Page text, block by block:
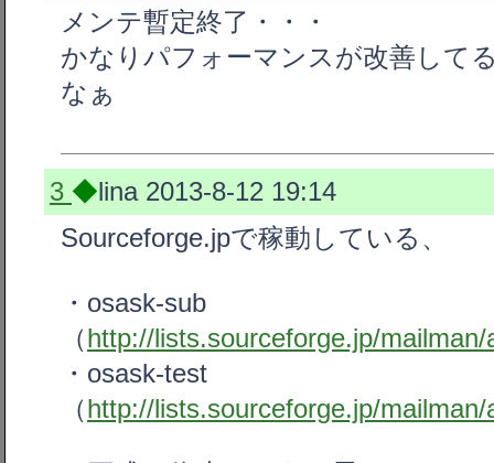
メンテ暫定終了・・・
かなりパフォーマンスが改善して
なぁ
3 ◆lina 2013-8-12 19:14
Sourceforge.jpで稼動している、
・osask-sub
（http://lists.sourceforge.jp/
・osask-test
（http://lists.sourceforge.jp/